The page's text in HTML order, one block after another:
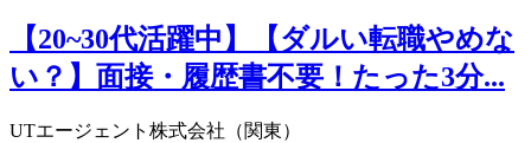
【20~30代活躍中】【ダルい転職やめな
い？】面接・履歴書不要！たった3分...
UTエージェント株式会社（関東）